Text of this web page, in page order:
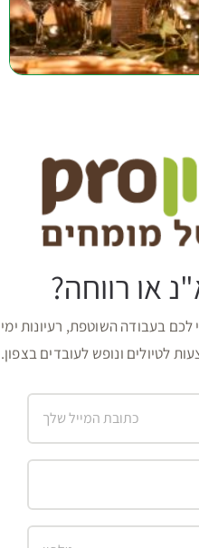
או רווחה?
בעבודה השוטפת, רעיונות ימי
לטיולים ונופש לעובדים בצפון.